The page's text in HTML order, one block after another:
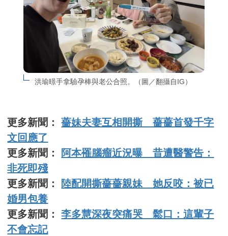
洪瑜暻手拿驗孕棒與老公合照。（圖／翻攝自IG）
更多新聞：薔妹夫妻互相開撕 薔薔首發千字
文回應了
更多新聞：
阿本罹腦瘤近況曝 昔遭醫警告：
非死即殘
更多新聞：
陸配開撕薔薔親妹 她反咬：被已
婚男包養
更多新聞：李多慧深夜突痛哭 鬆口：這輩子
不會忘記